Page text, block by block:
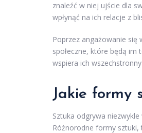
znaleźć w niej ujście dla
wpłynąć na ich relacje z
Poprzez angażowanie
społeczne, które będą im
wspiera ich
Jakie formy
Sztuka odgrywa
Różnorodne formy sztuki,